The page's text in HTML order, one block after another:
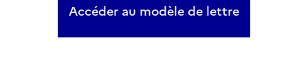
Accéder au modèle de lettre